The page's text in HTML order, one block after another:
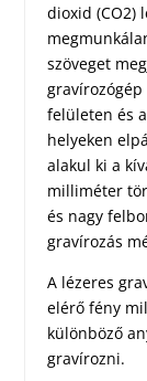
dioxid (CO2)
szöveget
felületen és
helyeken
alakul ki a
milliméter
és nagy
gravírozás
A lézeres
elérő fény
különböző
gravírozni.